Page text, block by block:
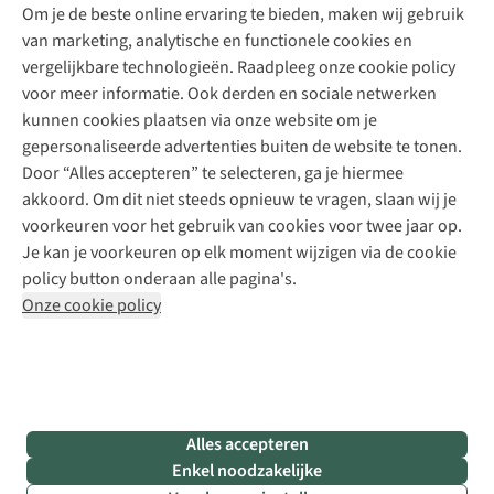
Om je de beste online ervaring te bieden, maken wij gebruik
van marketing, analytische en functionele cookies en
vergelijkbare technologieën. Raadpleeg onze cookie policy
voor meer informatie. Ook derden en sociale netwerken
kunnen cookies plaatsen via onze website om je
gepersonaliseerde advertenties buiten de website te tonen.
Door “Alles accepteren” te selecteren, ga je hiermee
akkoord. Om dit niet steeds opnieuw te vragen, slaan wij je
voorkeuren voor het gebruik van cookies voor twee jaar op.
Je kan je voorkeuren op elk moment wijzigen via de cookie
policy button onderaan alle pagina's.
Onze cookie policy
Alles accepteren
Enkel noodzakelijke
Schoenherstelling
Kledingherstelling
Retouches
Voor bedrijven
Explore Academy
Explore Camp
Gear Check
Inspiratie & advies
Meld je aan voor de nieuwsbrief
Follow us
Disclaimer Privacy Policy
Algemene voorwaarden
Cookie Policy